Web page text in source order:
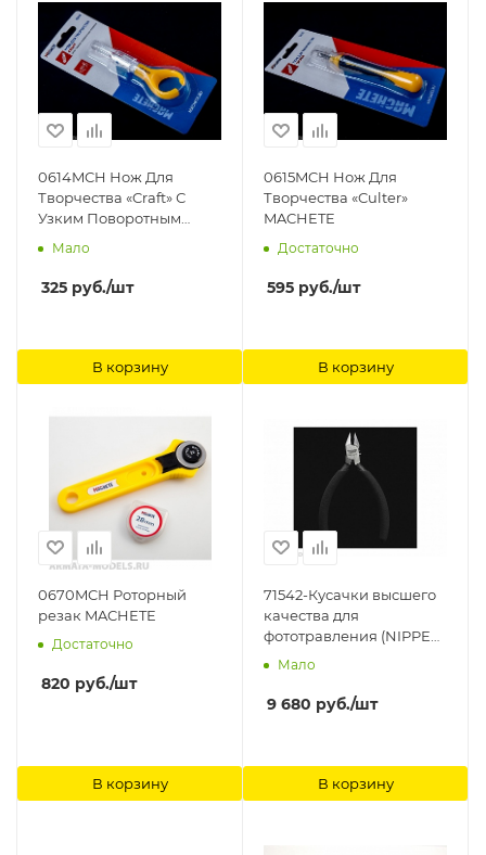
0614MCH Нож Для
Творчества «Craft» С
Узким Поворотным
Лезвием MACHETE
Мало
325 руб./шт
В корзину
0615MCH Нож Для
Творчества «Culter»
MACHETE
Достаточно
595 руб./шт
В корзину
0670MCH Роторный
резак MACHETE
Достаточно
820 руб./шт
В корзину
71542-Кусачки высшего
качества для
фототравления (NIPPER
FOR PHOTOETCHED
Мало
9 680 руб./шт
В корзину